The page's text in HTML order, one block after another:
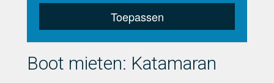
Toepassen
Boot mieten: Katamaran